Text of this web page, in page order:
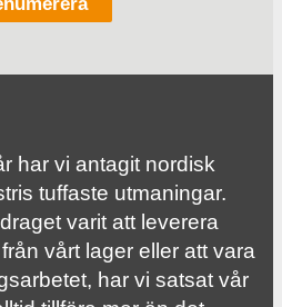
har vi antagit nordisk
tuffaste utmaningar.
varit att leverera
vårt lager eller att vara
har vi satsat vår